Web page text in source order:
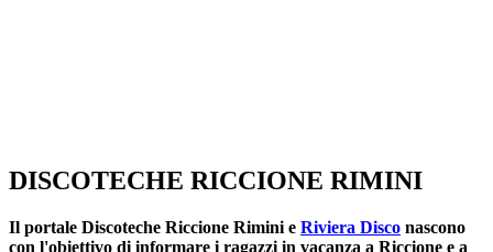
DISCOTECHE RICCIONE RIMINI
Il portale Discoteche Riccione Rimini e Riviera Disco nascono
con l'obiettivo di informare i ragazzi in vacanza a Riccione e a